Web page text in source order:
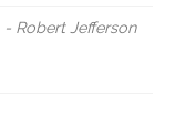
- Robert Jefferson